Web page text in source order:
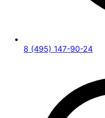
8 (495) 147-90-24